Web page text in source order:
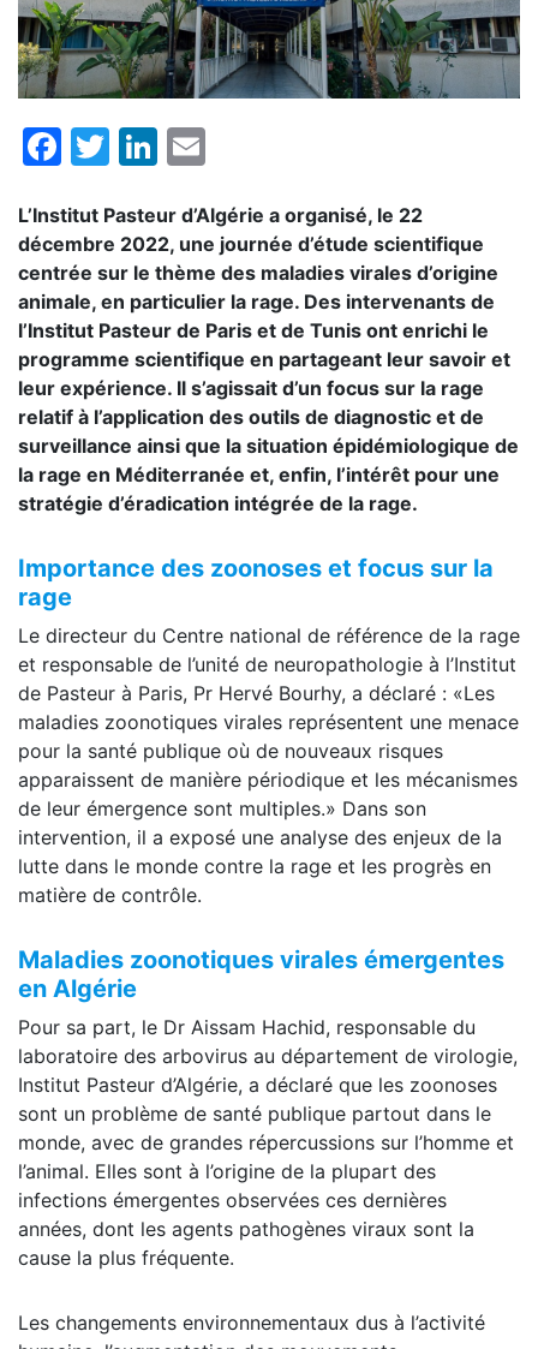
Facebook
TwitterLinkedIn
L’Institut Pasteur d’Algérie a organisé, le 22
décembre 2022, une journée d’étude scientifique
centrée sur le thème des maladies virales d’origine
animale, en particulier la rage. Des intervenants de
l’Institut Pasteur de Paris et de Tunis ont enrichi le
programme scientifique en partageant leur savoir et
leur expérience. Il s’agissait d’un focus sur la rage
relatif à l’application des outils de diagnostic et de
surveillance ainsi que la situation épidémiologique de
la rage en Méditerranée et, enfin, l’intérêt pour une
stratégie d’éradication intégrée de la rage.
Importance des zoonoses et focus sur la
rage
Le directeur du Centre national de référence de la rage
et responsable de l’unité de neuropathologie à l’Institut
de Pasteur à Paris, Pr Hervé Bourhy, a déclaré : «Les
maladies zoonotiques virales représentent une menace
pour la santé publique où de nouveaux risques
apparaissent de manière périodique et les mécanismes
de leur émergence sont multiples.» Dans son
intervention, il a exposé une analyse des enjeux de la
lutte dans le monde contre la rage et les progrès en
matière de contrôle.
Maladies zoonotiques virales émergentes
en Algérie
Pour sa part, le Dr Aissam Hachid, responsable du
laboratoire des arbovirus au département de virologie,
Institut Pasteur d’Algérie, a déclaré que les zoonoses
sont un problème de santé publique partout dans le
monde, avec de grandes répercussions sur l’homme et
l’animal. Elles sont à l’origine de la plupart des
infections émergentes observées ces dernières
années, dont les agents pathogènes viraux sont la
cause la plus fréquente.
Les changements environnementaux dus à l’activité